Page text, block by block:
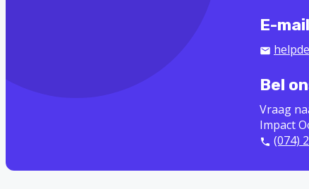
E-
Bel
Vraag
Impact
(074)